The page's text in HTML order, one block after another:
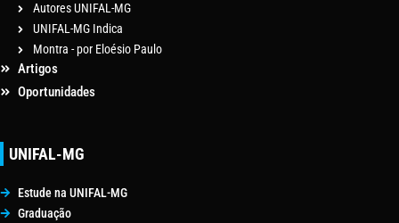
Autores UNIFAL-MG
UNIFAL-MG Indica
Montra - por Eloésio Paulo
Artigos
Oportunidades
UNIFAL-MG
Estude na UNIFAL-MG
Graduação